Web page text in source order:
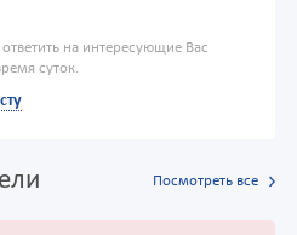
на интересующие Вас
суток.
Посмотреть все